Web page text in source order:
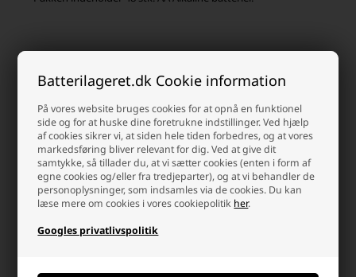
Batterilageret.dk Cookie information
På vores website bruges cookies for at opnå en funktionel
side og for at huske dine foretrukne indstillinger. Ved hjælp
af cookies sikrer vi, at siden hele tiden forbedres, og at vores
markedsføring bliver relevant for dig. Ved at give dit
samtykke, så tillader du, at vi sætter cookies (enten i form af
egne cookies og/eller fra tredjeparter), og at vi behandler de
personoplysninger, som indsamles via de cookies. Du kan
læse mere om cookies i vores cookiepolitik her.
Googles privatlivspolitik
Kunder købte også